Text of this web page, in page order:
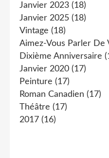
Janvier 2023 (18)
Janvier 2025 (18)
Vintage (18)
Aimez-Vous Parler De
Dixième Anniversaire
Janvier 2020 (17)
Peinture (17)
Roman Canadien (17)
Théâtre (17)
2017 (16)